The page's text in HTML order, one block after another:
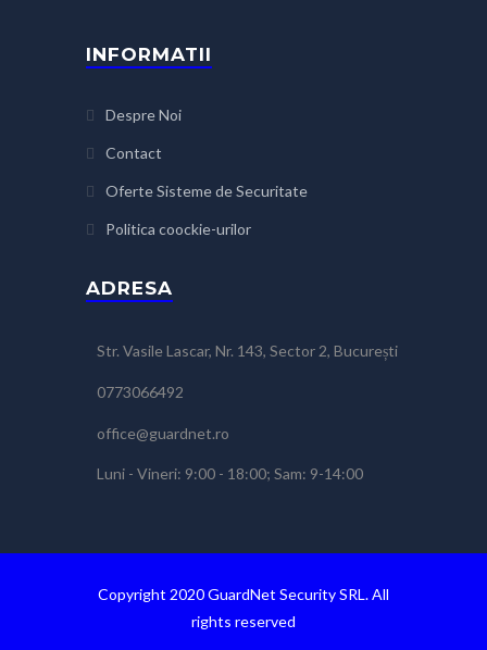
INFORMATII
Despre Noi
Contact
Oferte Sisteme de Securitate
Politica coockie-urilor
ADRESA
Str. Vasile Lascar, Nr. 143, Sector 2, București
0773066492
office@guardnet.ro
Luni - Vineri: 9:00 - 18:00; Sam: 9-14:00
Copyright 2020 GuardNet Security SRL. All
rights reserved